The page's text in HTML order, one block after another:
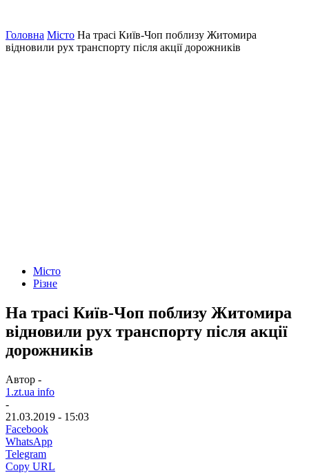
Головна Місто На трасі Київ-Чоп поблизу Житомира
відновили рух транспорту після акції дорожників
Місто
Різне
На трасі Київ-Чоп поблизу Житомира
відновили рух транспорту після акції
дорожників
Автор -
1.zt.ua info
-
21.03.2019 - 15:03
Facebook
WhatsApp
Telegram
Copy URL